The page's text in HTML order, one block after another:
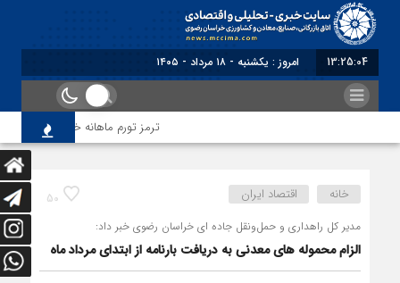
13:25:05 امروز : یکشنبه - ۱۸ مرداد - ۱۴۰۵
ترمز تورم ماهانه خراسان رضوی
50 خانه اقتصاد ایران
مدیر کل راهداری و حمل‌ونقل جاده ای خراسان رضوی خبر داد:
الزام محموله های معدنی به دریافت بارنامه از ابتدای مرداد ماه